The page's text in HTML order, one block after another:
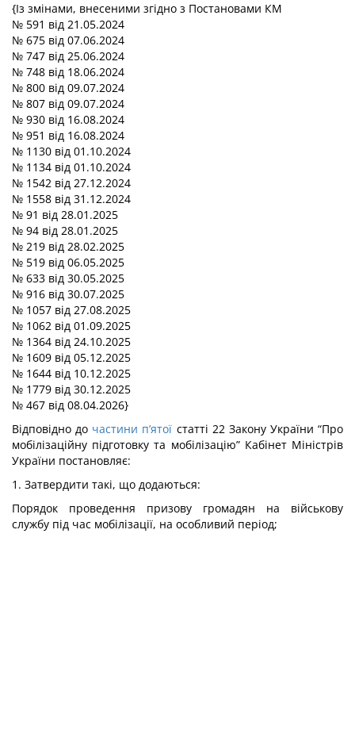
{Із змінами, внесеними згідно з Постановами КМ
№ 591 від 21.05.2024
№ 675 від 07.06.2024
№ 747 від 25.06.2024
№ 748 від 18.06.2024
№ 800 від 09.07.2024
№ 807 від 09.07.2024
№ 930 від 16.08.2024
№ 951 від 16.08.2024
№ 1130 від 01.10.2024
№ 1134 від 01.10.2024
№ 1542 від 27.12.2024
№ 1558 від 31.12.2024
№ 91 від 28.01.2025
№ 94 від 28.01.2025
№ 219 від 28.02.2025
№ 519 від 06.05.2025
№ 633 від 30.05.2025
№ 916 від 30.07.2025
№ 1057 від 27.08.2025
№ 1062 від 01.09.2025
№ 1364 від 24.10.2025
№ 1609 від 05.12.2025
№ 1644 від 10.12.2025
№ 1779 від 30.12.2025
№ 467 від 08.04.2026}
Відповідно до частини п’ятої статті 22 Закону України “Про
мобілізаційну підготовку та мобілізацію” Кабінет Міністрів
України постановляє:
1. Затвердити такі, що додаються:
Порядок проведення призову громадян на військову
службу під час мобілізації, на особливий період;